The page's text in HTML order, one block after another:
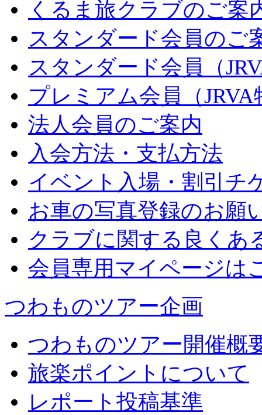
くるま旅クラブのご案
スタンダード会員のご
スタンダード会員（
プレミアム会員（
法人会員のご案内
入会方法・支払方法
イベント入場・割引チ
お車の写真登録のお願
クラブに関する良くあ
会員専用マイページは
つわものツアー企画
つわものツアー開催概
旅楽ポイントについて
レポート投稿基準